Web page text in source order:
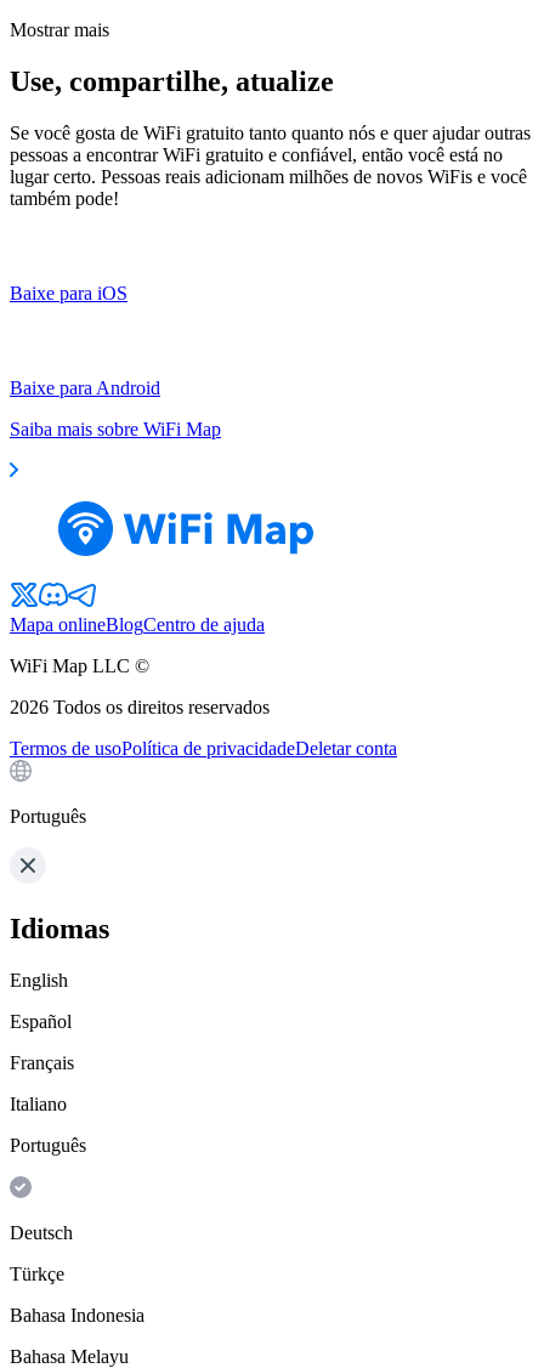
Mostrar mais
Use, compartilhe, atualize
Se você gosta de WiFi gratuito tanto quanto nós e quer ajudar outras
pessoas a encontrar WiFi gratuito e confiável, então você está no
lugar certo. Pessoas reais adicionam milhões de novos WiFis e você
também pode!
Baixe para iOS
Baixe para Android
Saiba mais sobre WiFi Map
Mapa onlineBlogCentro de ajuda
WiFi Map LLC ©
2026 Todos os direitos reservados
Termos de usoPolítica de privacidadeDeletar conta
Português
Idiomas
English
Español
Français
Italiano
Português
Deutsch
Türkçe
Bahasa Indonesia
Bahasa Melayu